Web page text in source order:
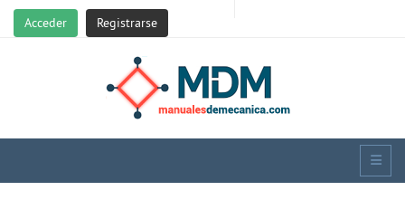
Acceder Registrarse